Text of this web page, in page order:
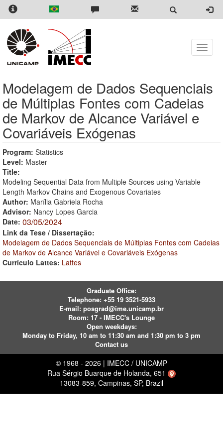
Skip
content
Toggle
Modelagem de Dados Sequenciais
de Múltiplas Fontes com Cadeias
de Markov de Alcance Variável e
Covariáveis Exógenas
Program: Statistics
Level: Master
Title:
Modeling Sequential Data from Multiple Sources using Variable
Length Markov Chains and Exogenous Covariates
Author: Marília Gabriela Rocha
Advisor: Nancy Lopes Garcia
Date: 03/05/2024
Link da Tese / Dissertação:
Modelagem de Dados Sequenciais de Múltiplas Fontes com Cadeias
de Markov de Alcance Variável e Covariáveis Exógenas
Currículo Lattes: Lattes
Graduate Office:
Telephone: +55 19 3521-5933
E-mail: posgrad@ime.unicamp.br
Room: 17 - IMECC's Lounge
Open weekdays:
Monday to Friday, 10 am to 11:30 am and 1:30 pm to 3 pm
Contact us
© 1968 - 2026 | IMECC / UNICAMP
Rua Sérgio Buarque de Holanda, 651
13083-859, Campinas, SP, Brazil